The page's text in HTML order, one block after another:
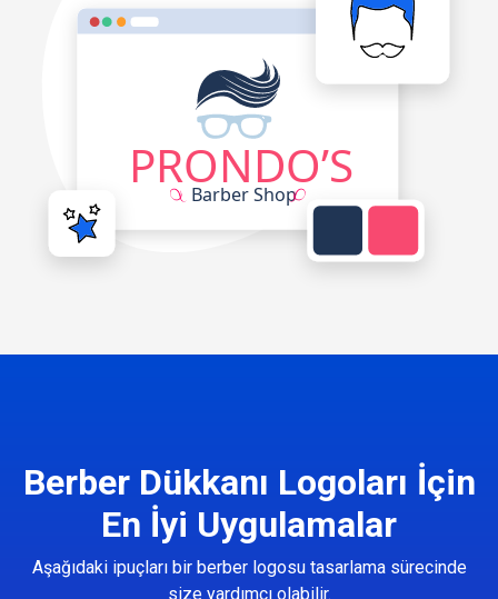
Berber Dükkanı Logoları İçin
En İyi Uygulamalar
Aşağıdaki ipuçları bir berber logosu tasarlama sürecinde
size yardımcı olabilir.